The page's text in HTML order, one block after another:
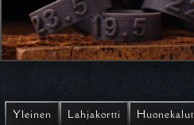
Yleinen Lahjakortti Huonekalut